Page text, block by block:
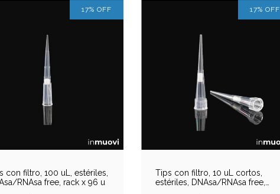
17% OFF
con filtro, 100 uL, estériles,
RNAsa free, rack x 96 u
17% OFF
Tips con filtro, 10 uL cortos,
estériles, DNAsa/RNAsa free,